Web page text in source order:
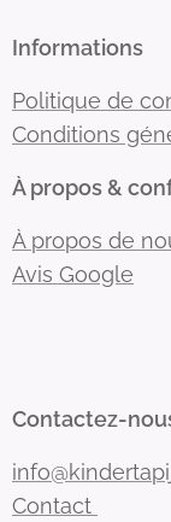
Informations
Politique de
Conditions
À propos &
À propos de
Avis Google
Contactez-
Contact